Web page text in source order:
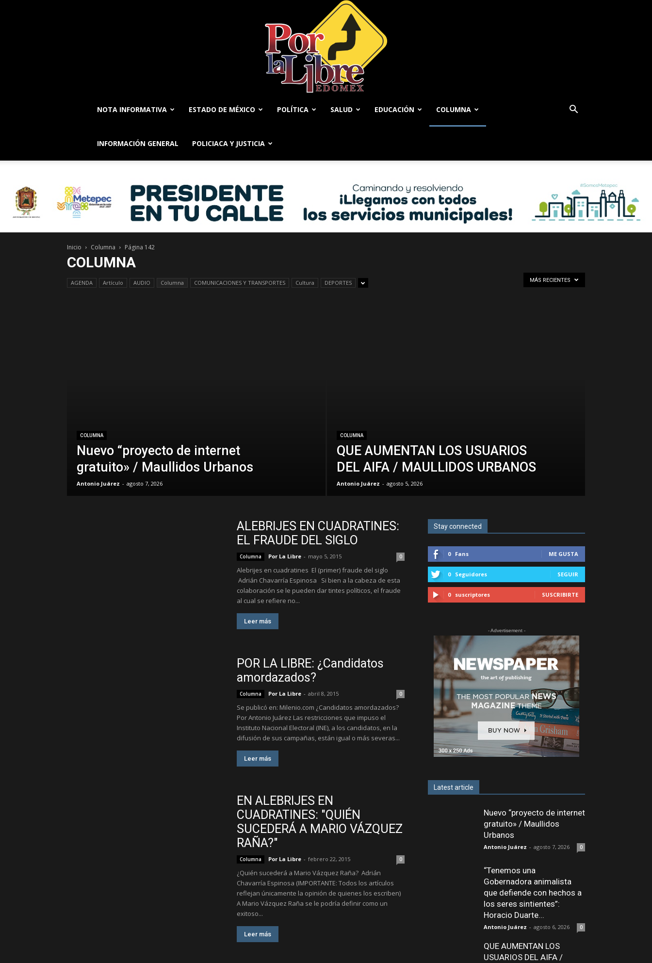
NOTA INFORMATIVA ESTADO DE MÉXICO POLÍTICA SALUD EDUCACIÓN COLUMNA
INFORMACIÓN GENERAL POLICIACA Y JUSTICIA
Inicio Columna Página 142
COLUMNA
AGENDA Artículo AUDIO Columna COMUNICACIONES Y TRANSPORTES Cultura DEPORTES MÁS RECIENTES
COLUMNA
Nuevo “proyecto de internet
gratuito» / Maullidos Urbanos
Antonio Juárez - agosto 7, 2026
COLUMNA
QUE AUMENTAN LOS USUARIOS
DEL AIFA / MAULLIDOS URBANOS
Antonio Juárez - agosto 5, 2026
ALEBRIJES EN CUADRATINES:
EL FRAUDE DEL SIGLO
Columna Por La Libre - mayo 5, 2015 0
Alebrijes en cuadratines El (primer) fraude del siglo
Adrián Chavarría Espinosa Si bien a la cabeza de esta
colaboración se le pueden dar tintes políticos, el fraude
al cual se refiere no...
Leer más
POR LA LIBRE: ¿Candidatos
amordazados?
Columna Por La Libre - abril 8, 2015 0
Se publicó en: Milenio.com ¿Candidatos amordazados?
Por Antonio Juárez Las restricciones que impuso el
Instituto Nacional Electoral (INE), a los candidatos, en la
difusión de sus campañas, están igual o más severas...
Leer más
EN ALEBRIJES EN
CUADRATINES: "QUIÉN
SUCEDERÁ A MARIO VÁZQUEZ
RAÑA?"
Columna Por La Libre - febrero 22, 2015 0
¿Quién sucederá a Mario Vázquez Raña? Adrián
Chavarría Espinosa (IMPORTANTE: Todos los artículos
reflejan únicamente la opinión de quienes los escriben)
A Mario Vázquez Raña se le podría definir como un
exitoso...
Leer más
Stay connected
0 Fans ME GUSTA
0 Seguidores SEGUIR
0 suscriptores SUSCRIBIRTE
- Advertisement -
Latest article
Nuevo “proyecto de internet
gratuito» / Maullidos
Urbanos
Antonio Juárez - agosto 7, 2026 0
“Tenemos una
Gobernadora animalista
que defiende con hechos a
los seres sintientes”:
Horacio Duarte...
Antonio Juárez - agosto 6, 2026 0
QUE AUMENTAN LOS
USUARIOS DEL AIFA /